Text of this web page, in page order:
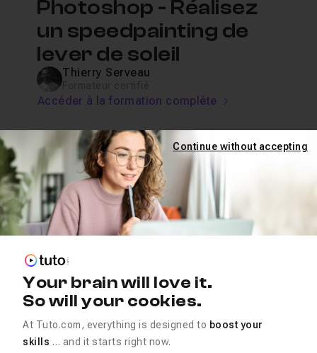
Photoshop - Réalisez
un speedpainting de
lever de soleil
Thierry Serveau
Accéder à la formation complète